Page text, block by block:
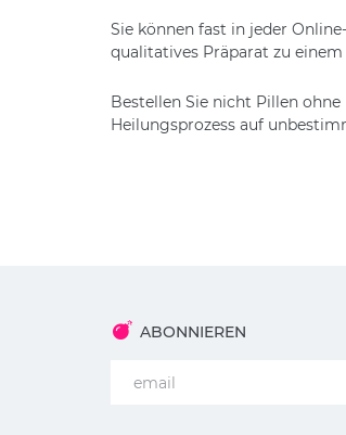
Sie können fast in jeder
qualitatives Präparat zu
Bestellen Sie nicht Pillen
Heilungsprozess auf
ABONNIEREN